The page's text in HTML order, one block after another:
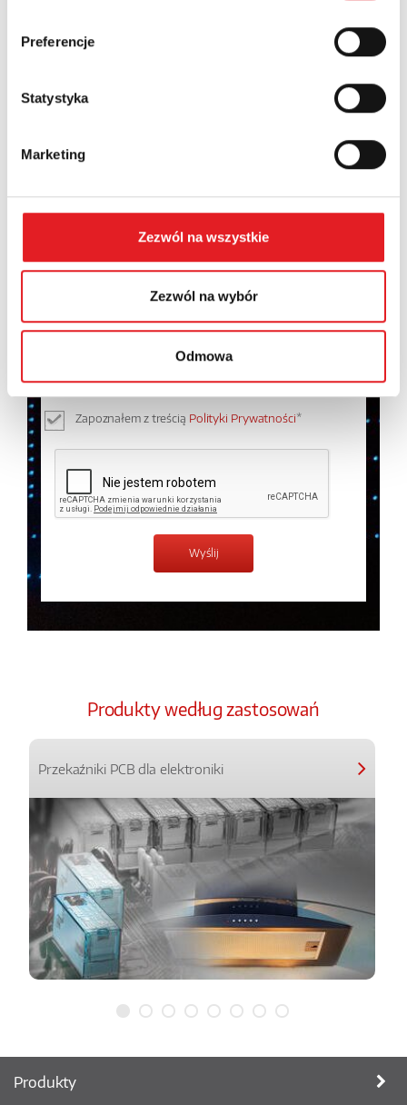
Preferencje
Statystyka
Marketing
Zezwól na wszystkie
Zezwól na wybór
Odmowa
Numer telefonu:
Wyrażam zgodę na przetwarzanie moich danych
temat przetwarzania danych osobowych w
prywatności.*
Zapoznałem z treścią Polityki Prywatności*
Produkty według zastosowań
Przekaźniki PCB dla elektroniki
Produkty